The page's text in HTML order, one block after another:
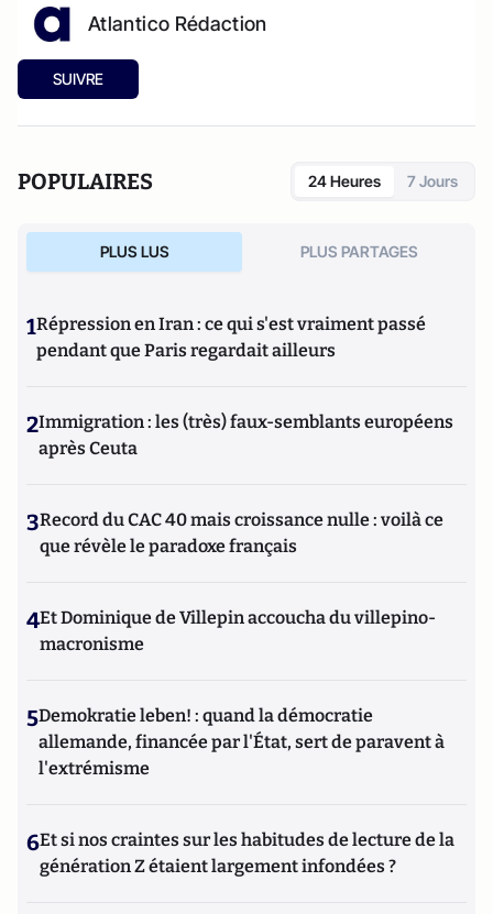
Atlantico Rédaction
SUIVRE
POPULAIRES 24 Heures 7 Jours
PLUS LUS PLUS PARTAGES
1Répression en Iran : ce qui s'est vraiment passé
pendant que Paris regardait ailleurs
2Immigration : les (très) faux-semblants européens
après Ceuta
3Record du CAC 40 mais croissance nulle : voilà ce
que révèle le paradoxe français
4Et Dominique de Villepin accoucha du villepino-
macronisme
5Demokratie leben! : quand la démocratie
allemande, financée par l'État, sert de paravent à
l'extrémisme
6Et si nos craintes sur les habitudes de lecture de la
génération Z étaient largement infondées ?